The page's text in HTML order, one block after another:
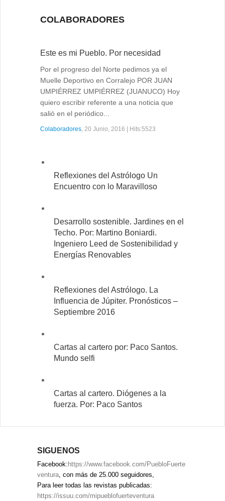
COLABORADORES
Este es mi Pueblo. Por necesidad
Por el progreso del Norte pedimos ya el
Muelle Deportivo en Corralejo POR JUAN
UMPIÉRREZ UMPIÉRREZ (JUANUCO) Hoy
quiero escribir referente a una noticia que
salió en el periódico...
Colaboradores, 20 Junio, 2016 | Hits:5523
Reflexiones del Astrólogo Un
Encuentro con lo Maravilloso
Desarrollo sostenible. Jardines en el
Techo. Por: Martino Boniardi.
Ingeniero Leed de Sostenibilidad y
Energías Renovables
Reflexiones del Astrólogo. La
Influencia de Júpiter. Pronósticos –
Septiembre 2016
Cartas al cartero por: Paco Santos.
Mundo selfi
Cartas al cartero. Diógenes a la
fuerza. Por: Paco Santos
SIGUENOS
Facebook: https://www.facebook.com/PuebloFuerte
ventura, con más de 25.000 seguidores,
Para leer todas las revistas publicadas:
https://issuu.com/mipueblofuerteventura